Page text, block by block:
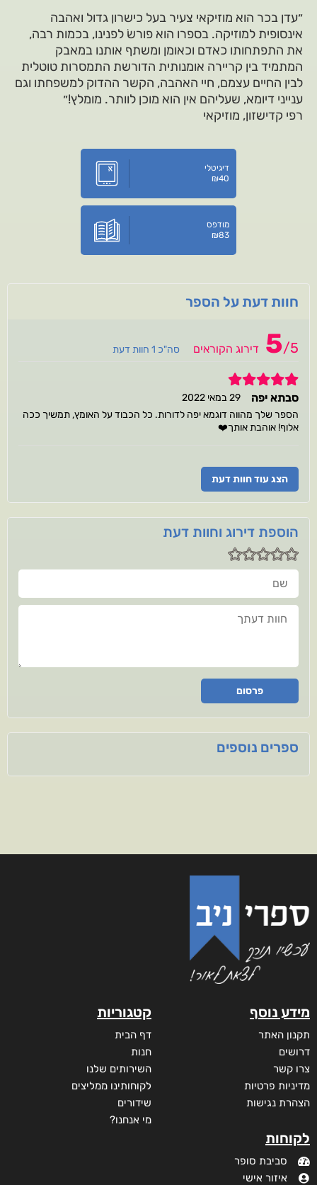
״עדן בכר הוא מוזיקאי צעיר בעל כישרון גדול ואהבה
אינסופית למוזיקה. בספרו הוא פורשׂ לפנינו, בכמות רבה,
את התפתחותו כאדם וכאומן ומשתף אותנו במאבק
המתמיד בין קריירה אומנותית הדורשת התמסרות טוטלית
לבין החיים עצמם, חיי האהבה, הקשר ההדוק למשפחתו וגם
ענייני דיומא, שעליהם אין הוא מוכן לוותר. מומלץ!״
רפי קדישזון, מוזיקאי
דיגיטלי
₪40
מודפס
₪83
חוות דעת על הספר
5/5 דירוג הקוראים סה"כ 1 חוות דעת
5
סבתא יפה
29 במאי 2022
הספר שלך מהווה דוגמא יפה לדורות. כל הכבוד על האומץ, תמשיך ככה
אלוף! אוהבת אותך⁦❤️⁦
הצג עוד חוות דעת
הוספת דירוג וחוות דעת
שם
חוות דעתך
פרסום
ספרים נוספים
מידע נוסף
תקנון האתר
דרושים
צרו קשר
מדיניות פרטיות
הצהרת נגישות
לקוחות
סביבת סופר
איזור אישי
קטגוריות
דף הבית
חנות
השירותים שלנו
לקוחותינו ממליצים
שידורים
מי אנחנו?